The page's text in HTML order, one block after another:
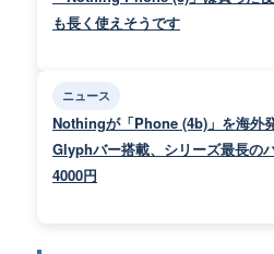
も長く使えそうです
ニュース
Nothingが「Phone (4b)」を海外
Glyphバー搭載、シリーズ最長
4000円